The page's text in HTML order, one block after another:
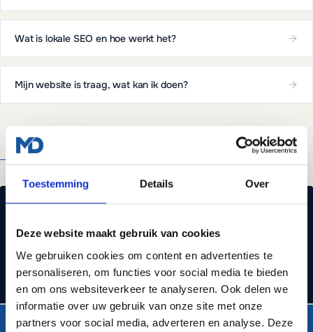
Toestemming Details Over
Deze website maakt gebruik van cookies
We gebruiken cookies om content en advertenties te
personaliseren, om functies voor social media te bieden
en om ons websiteverkeer te analyseren. Ook delen we
informatie over uw gebruik van onze site met onze
partners voor social media, adverteren en analyse. Deze
Wat is lokale SEO en hoe werkt het?
Mijn website is traag, wat kan ik doen?
LOCATIE
LOCATIE